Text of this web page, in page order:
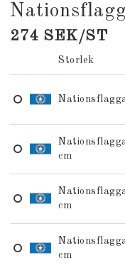
274 SEK/ST
Storlek
cm
cm
cm